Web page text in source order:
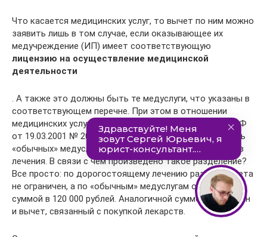
Что касается медицинских услуг, то вычет по ним можно
заявить лишь в том случае, если оказывающее их
медучреждение (ИП) имеет соответствующую
лицензию на осуществление медицинской
деятельности
. А также это должны быть те медуслуги, что указаны в
соответствующем перечне. При этом в отношении
медицинских услуг Постановлением Правительства РФ
от 19.03.2001 № 201 утверждены два перечня: перечень
«обычных» медуслуг и перечень дорогостоящих видов
лечения. В связи с чем произведено такое разделение?
Все просто: по дорогостоящему лечению размер вычета
не ограничен, а по «обычным» медуслугам ограничен
суммой в 120 000 рублей. Аналогичной суммой ограничен
и вычет, связанный с покупкой лекарств.